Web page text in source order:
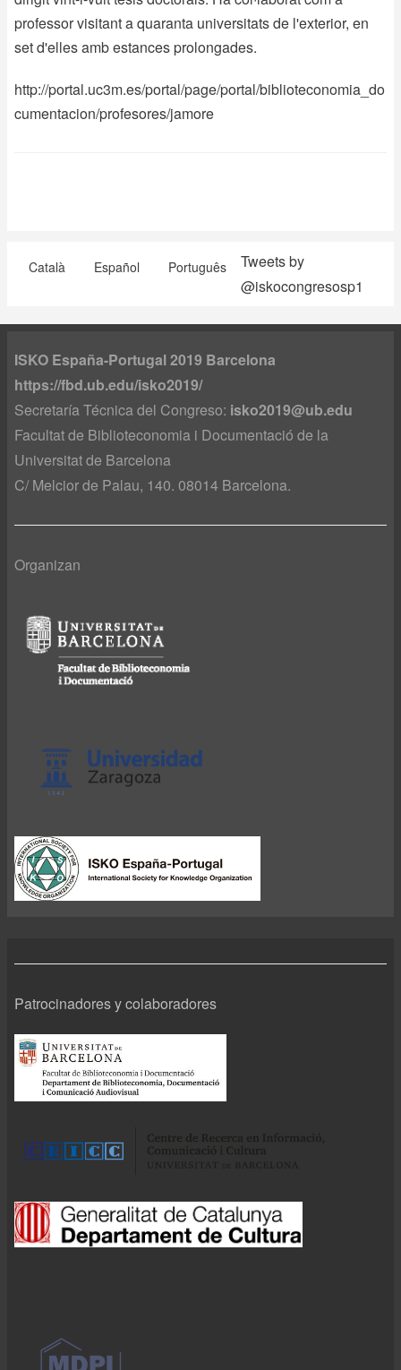
professor visitant a quaranta universitats de l'exterior, en
set d'elles amb estances prolongades.
http://portal.uc3m.es/portal/page/portal/biblioteconomia_do
cumentacion/profesores/jamore
Català Español Português
Tweets by
@iskocongresosp1
ISKO España-Portugal 2019 Barcelona
https://fbd.ub.edu/isko2019/
Secretaría Técnica del Congreso: isko2019@ub.edu
Facultat de Biblioteconomia i Documentació de la
Universitat de Barcelona
C/ Melcior de Palau, 140. 08014 Barcelona.
Organizan
Patrocinadores y colaboradores